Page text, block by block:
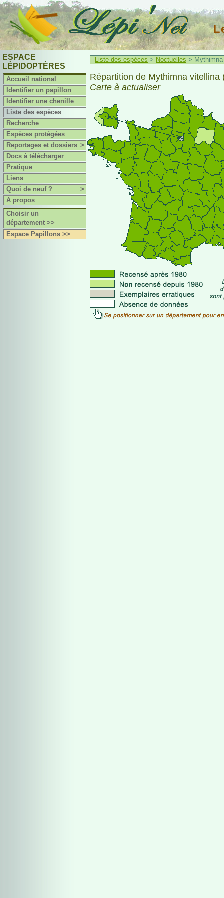
ESPACE
LÉPIDOPTÈRES
Accueil national
Identifier un papillon
Identifier une chenille
Liste des espèces
Recherche
Espèces protégées
Reportages et dossiers >
Docs à télécharger
Pratique
Liens
Quoi de neuf ?
>
A propos
Choisir un
département >>
Espace Papillons >>
Liste des espèces > Noctuelles >
Répartition de Mythimna vitellina
Carte à actualiser